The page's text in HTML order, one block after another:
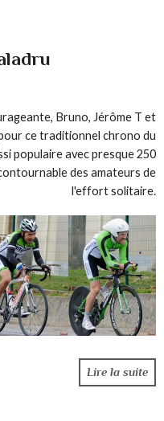
Bruno, Jérôme T et
ce traditionnel chrono du
populaire avec presque 250
des amateurs de
l'effort solitaire.
Lire la suite